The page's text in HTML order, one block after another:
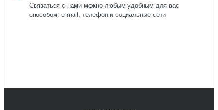
Связаться с нами можно любым удобным для вас
способом: e-mail, телефон и социальные сети